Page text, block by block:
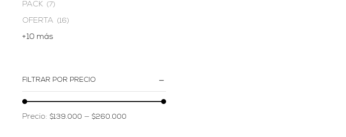
PACK (7)
OFERTA (16)
+10 más
FILTRAR POR PRECIO
Precio: $139.000 — $260.000